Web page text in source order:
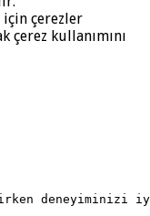
çerezler
çerez kullanımını
deneyiminizi